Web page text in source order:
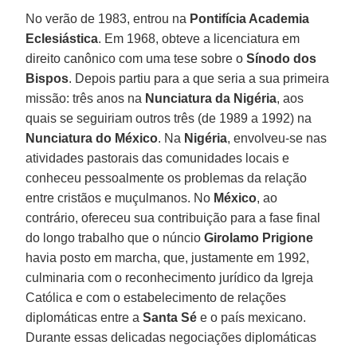
No verão de 1983, entrou na Pontifícia Academia
Eclesiástica. Em 1968, obteve a licenciatura em
direito canônico com uma tese sobre oSínodo dos
Bispos. Depois partiu para a que seria a sua primeira
missão: três anos na Nunciatura da Nigéria, aos
quais se seguiriam outros três (de 1989 a 1992) na
Nunciatura do México. Na Nigéria, envolveu-se nas
atividades pastorais das comunidades locais e
conheceu pessoalmente os problemas da relação
entre cristãos e muçulmanos. No México, ao
contrário, ofereceu sua contribuição para a fase final
do longo trabalho que o núncioGirolamo Prigione
havia posto em marcha, que, justamente em 1992,
culminaria com o reconhecimento jurídico da Igreja
Católica e com o estabelecimento de relações
diplomáticas entre aSanta Sé e o país mexicano.
Durante essas delicadas negociações diplomáticas